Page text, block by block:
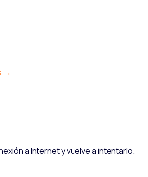
→
a Internet y vuelve a intentarlo.